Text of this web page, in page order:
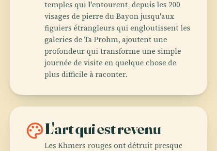
temples qui l'entourent, depuis les 200
visages de pierre du Bayon jusqu'aux
figuiers étrangleurs qui engloutissent les
galeries de Ta Prohm, ajoutent une
profondeur qui transforme une simple
journée de visite en quelque chose de
plus difficile à raconter.
paletteL'art qui est revenu
Les Khmers rouges ont détruit presque